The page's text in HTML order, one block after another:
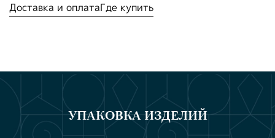
Доставка и оплатаГде купить
УПАКОВКА ИЗДЕЛИЙ